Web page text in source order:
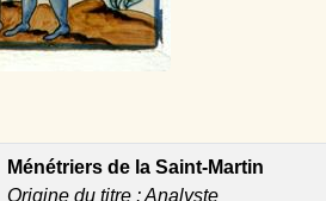
Ménétriers de la Saint-Martin
Origine du titre : Analyste